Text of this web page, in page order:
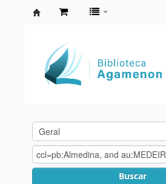
Agamenon
Magalhães
Buscar